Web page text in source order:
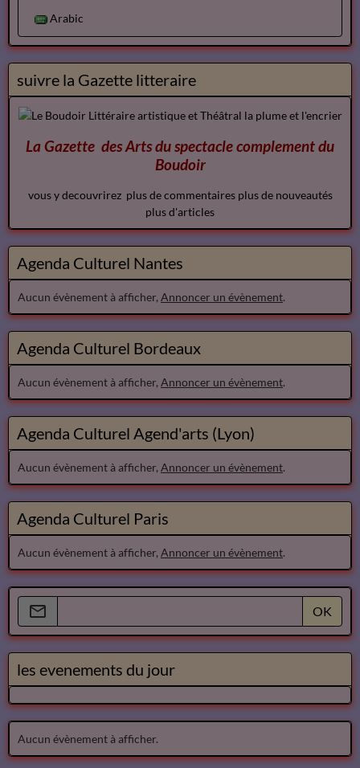
Arabic
suivre la Gazette litteraire
La Gazette des Arts du spectaclecomplementdu
Boudoir
vous y decouvrirez plus de commentaires plus de nouveautés
plus d'articles
Agenda Culturel Nantes
Aucun évènement à afficher, Annoncer un évènement.
Agenda Culturel Bordeaux
Aucun évènement à afficher, Annoncer un évènement.
Agenda Culturel Agend'arts (Lyon)
Aucun évènement à afficher, Annoncer un évènement.
Agenda Culturel Paris
Aucun évènement à afficher, Annoncer un évènement.
OK
les evenements du jour
Aucun évènement à afficher.